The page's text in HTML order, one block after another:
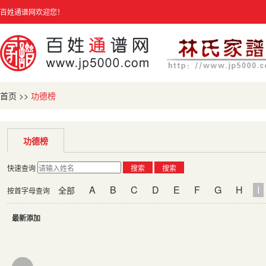
百姓通谱网欢迎您！
首页 >> 功德榜
功德榜
快速查询 搜索 搜索
按首字母查询 全部 A B C D E F G H I
最新添加